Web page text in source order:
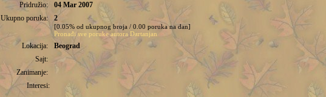
Pridružio:
04 Mar 2007
Ukupno poruka:
2
[0.05% od ukupnog broja / 0.00 poruka na dan]
Pronađi sve poruke autora Dartanjan
Lokacija:
Beograd
Sajt:
Zanimanje:
Interesi: